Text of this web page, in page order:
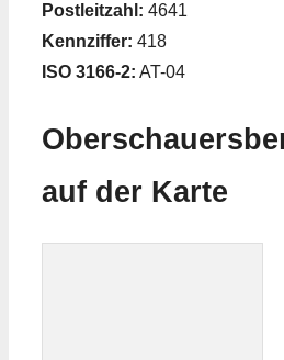
Postleitzahl: 4641
Kennziffer: 418
ISO 3166-2: AT-04
auf der Karte